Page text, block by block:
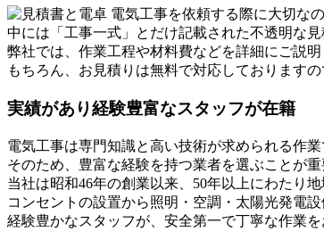
電気工事を依頼する際に大切な
中には「工事一式」とだけ記載された不透明な
弊社では、作業工程や材料費などを詳細にご説
もちろん、お見積りは無料で対応しております
実績があり経験豊富なスタッフが在籍
電気工事は専門知識と高い技術が求められる作
そのため、豊富な経験を持つ業者を選ぶことが重
当社は昭和46年の創業以来、50年以上にわたり
コンセントの設置から照明・空調・太陽光発電
経験豊かなスタッフが、安全第一で丁寧な作業を